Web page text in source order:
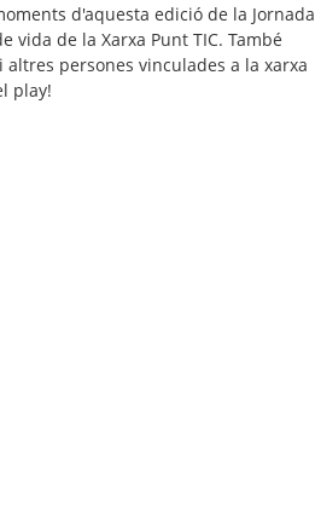
d'aquesta edició de la Jornada
vida de la Xarxa Punt TIC. També
persones vinculades a la xarxa
play!